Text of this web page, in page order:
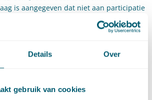
Details Over
gebruik van cookies
is aangegeven dat niet aan participatie
in het besluit om de aanvraag
De initiatiefnemer is in die situatie wel
geen aanvullende regels stellen